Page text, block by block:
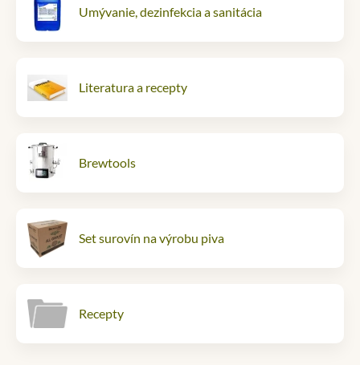
Umývanie, dezinfekcia a sanitácia
Literatura a recepty
Brewtools
Set surovín na výrobu piva
Recepty